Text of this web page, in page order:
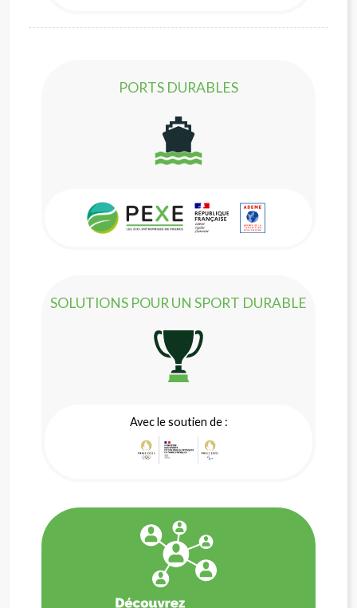
PORTS DURABLES
SOLUTIONS POUR UN SPORT DURABLE
Avec le soutien de :